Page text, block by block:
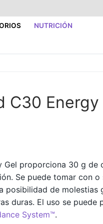
NUTRICIÓN
C30
Gel proporciona 30 g de
Se puede tomar con o
posibilidad de molestias
duras. El uso se puede
System™.